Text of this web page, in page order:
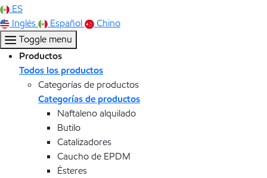
ES
Inglés
Español
Chino
Toggle menu
Productos
Todos los productos
Categorías de productos
Categorías de productos
Naftaleno alquilado
Butilo
Catalizadores
Caucho de EPDM
Ésteres